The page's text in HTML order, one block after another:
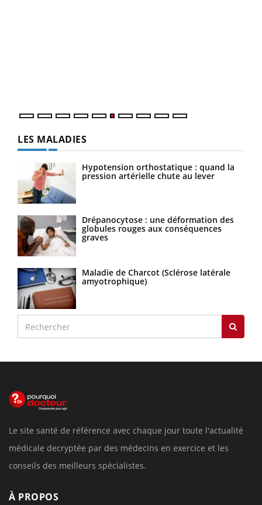
LES MALADIES
Hypotension orthostatique : quand la
pression artérielle chute au lever
Drépanocytose : une déformation des
globules rouges aux conséquences
graves
Maladie de Charcot (Sclérose latérale
amyotrophique)
Le site santé de référence avec chaque jour toute l'actualité
médicale decryptée par des médecins en exercice et les
conseils des meilleurs spécialistes.
À PROPOS